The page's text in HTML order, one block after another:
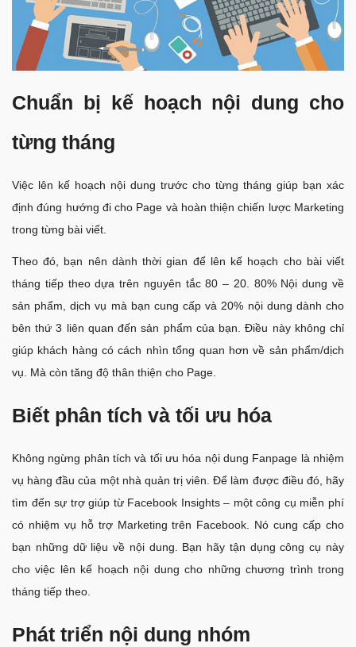
Chuẩn bị kế hoạch nội dung cho
từng tháng
Việc lên kế hoạch nội dung trước cho từng tháng giúp bạn xác
định đúng hướng đi cho Page và hoàn thiện chiến lược Marketing
trong từng bài viết.
Theo đó, bạn nên dành thời gian để lên kế hoạch cho bài viết
tháng tiếp theo dựa trên nguyên tắc 80 – 20. 80% Nội dung về
sản phẩm, dịch vụ mà bạn cung cấp và 20% nội dung dành cho
bên thứ 3 liên quan đến sản phẩm của bạn. Điều này không chỉ
giúp khách hàng có cách nhìn tổng quan hơn về sản phẩm/dịch
vụ. Mà còn tăng độ thân thiện cho Page.
Biết phân tích và tối ưu hóa
Không ngừng phân tích và tối ưu hóa nội dung Fanpage là nhiệm
vụ hàng đầu của một nhà quản trị viên. Để làm được điều đó, hãy
tìm đến sự trợ giúp từ Facebook Insights – một công cụ miễn phí
có nhiệm vụ hỗ trợ Marketing trên Facebook. Nó cung cấp cho
bạn những dữ liệu về nội dung. Bạn hãy tận dụng công cụ này
cho việc lên kế hoạch nội dung cho những chương trình trong
tháng tiếp theo.
Phát triển nội dung nhóm